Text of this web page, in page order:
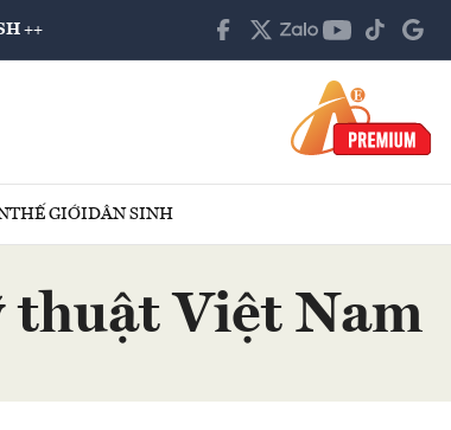
++
THẾ GIỚIDÂN SINH
thuật Việt Nam